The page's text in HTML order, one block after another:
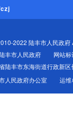
2022 陆丰市人民政
丰市人民政府
网站
陆丰市东海街道行政新
人民政府办公室
运维